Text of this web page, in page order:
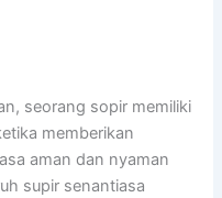
seorang sopir memiliki
memberikan
aman dan nyaman
supir senantiasa